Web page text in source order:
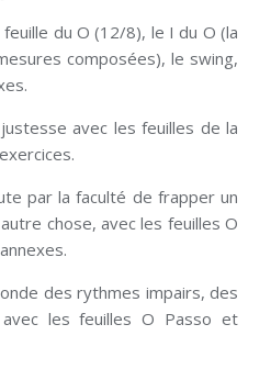
du O (12/8), le I du O (la
composées), le swing,
avec les feuilles de la
par la faculté de frapper un
chose, avec les feuilles O
des rythmes impairs, des
les feuilles O Passo et